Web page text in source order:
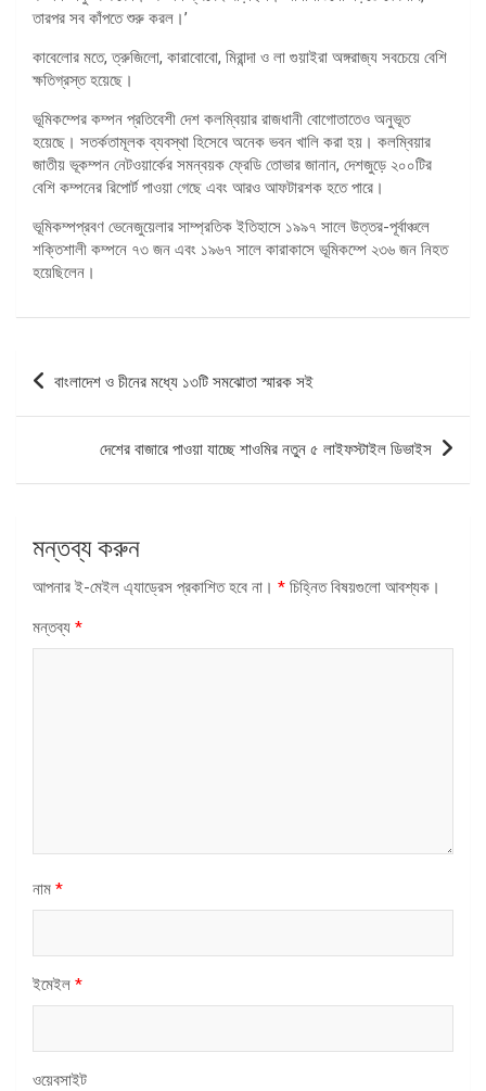
তারপর সব কাঁপতে শুরু করল।’
কাবেলোর মতে, ত্রুজিলো, কারাবোবো, মিরান্দা ও লা গুয়াইরা অঙ্গরাজ্য সবচেয়ে বেশি
ক্ষতিগ্রস্ত হয়েছে।
ভূমিকম্পের কম্পন প্রতিবেশী দেশ কলম্বিয়ার রাজধানী বোগোতাতেও অনুভূত
হয়েছে। সতর্কতামূলক ব্যবস্থা হিসেবে অনেক ভবন খালি করা হয়। কলম্বিয়ার
জাতীয় ভূকম্পন নেটওয়ার্কের সমন্বয়ক ফ্রেডি তোভার জানান, দেশজুড়ে ২০০টির
বেশি কম্পনের রিপোর্ট পাওয়া গেছে এবং আরও আফটারশক হতে পারে।
ভূমিকম্পপ্রবণ ভেনেজুয়েলার সাম্প্রতিক ইতিহাসে ১৯৯৭ সালে উত্তর-পূর্বাঞ্চলে
শক্তিশালী কম্পনে ৭৩ জন এবং ১৯৬৭ সালে কারাকাসে ভূমিকম্পে ২৩৬ জন নিহত
হয়েছিলেন।
পোস্ট
বাংলাদেশ ও চীনের মধ্যে ১৩টি সমঝোতা স্মারক সই
দেশের বাজারে পাওয়া যাচ্ছে শাওমির নতুন ৫ লাইফস্টাইল ডিভাইস
মন্তব্য করুন
আপনার ই-মেইল এ্যাড্রেস প্রকাশিত হবে না। * চিহ্নিত বিষয়গুলো আবশ্যক।
মন্তব্য *
নাম *
ইমেইল *
ওয়েবসাইট